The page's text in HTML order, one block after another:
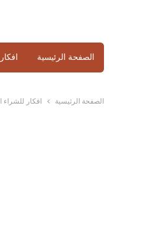
الصفحة الرئيسية
الصفحة الرئيسية افكار للشراء